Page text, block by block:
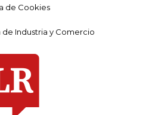
de Cookies
Industria y Comercio